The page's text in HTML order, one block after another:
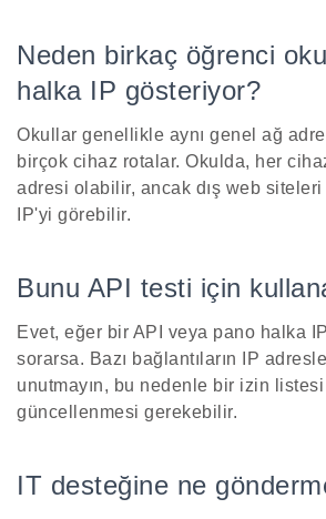
Neden birkaç öğrenci
halka IP gösteriyor?
Okullar genellikle aynı genel ağ
birçok cihaz rotalar. Okulda, her
adresi olabilir, ancak dış web siteleri
IP'yi görebilir.
Bunu API testi için
Evet, eğer bir API veya pano halka
sorarsa. Bazı bağlantıların IP
unutmayın, bu nedenle bir izin
güncellenmesi gerekebilir.
IT desteğine ne